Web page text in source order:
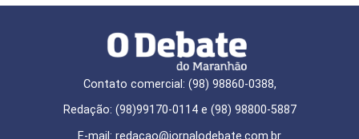
Contato comercial: (98) 98860-0388,
Redação: (98)99170-0114 e (98) 98800-5887
E-mail: redaçao@jornalodebate.com.br